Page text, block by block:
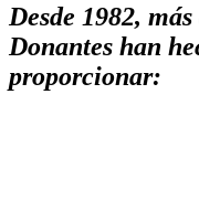
Desde 1982,
Donantes han
proporcionar: